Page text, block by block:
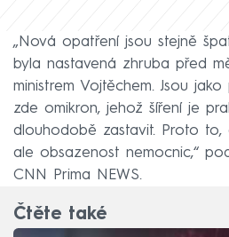
„Nová opatření jsou stejně
byla nastavená zhruba před
ministrem Vojtěchem. Jsou
zde omikron, jehož šíření je
dlouhodobě zastavit. Proto to,
ale obsazenost nemocnic,“
CNN Prima NEWS.
Čtěte také